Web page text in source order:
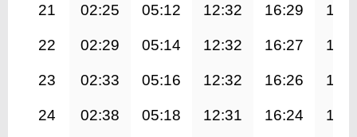
21 02:25 05:12 12:32 16:29
22 02:29 05:14 12:32 16:27
23 02:33 05:16 12:32 16:26
24 02:38 05:18 12:31 16:24